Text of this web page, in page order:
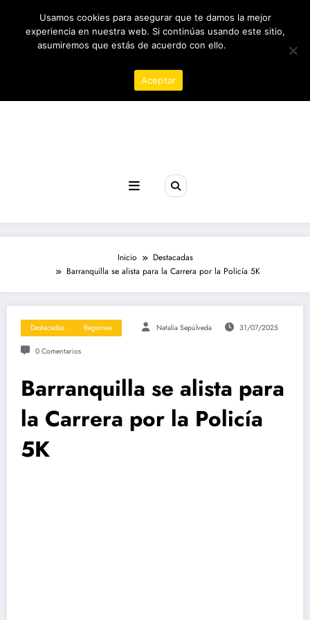
contenido
05/08/2026 12:59:12 AM
Inicio
Destacadas
Barranquilla se alista para la Carrera por la Policía 5K
Destacadas Regiones Natalia Sepúlveda 31/07/2025
0 Comentarios
Barranquilla se alista para
la Carrera por la Policía
5K
Usamos cookies para asegurar que te damos la mejor
experiencia en nuestra web. Si continúas usando este sitio,
asumiremos que estás de acuerdo con ello.
Aceptar